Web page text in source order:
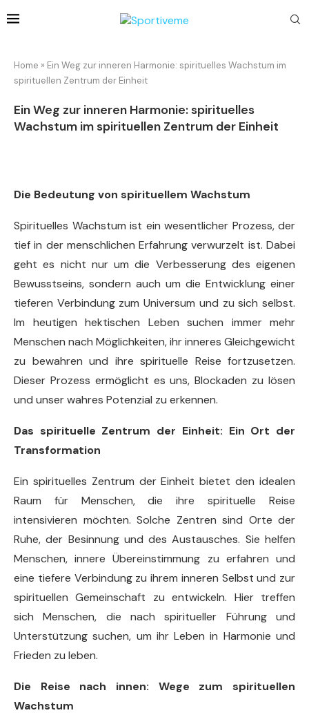
Home » Ein Weg zur inneren Harmonie: spirituelles Wachstum im
spirituellen Zentrum der Einheit
Ein Weg zur inneren Harmonie: spirituelles
Wachstum im spirituellen Zentrum der Einheit
Die Bedeutung von spirituellem Wachstum
Spirituelles Wachstum ist ein wesentlicher Prozess, der
tief in der menschlichen Erfahrung verwurzelt ist. Dabei
geht es nicht nur um die Verbesserung des eigenen
Bewusstseins, sondern auch um die Entwicklung einer
tieferen Verbindung zum Universum und zu sich selbst.
Im heutigen hektischen Leben suchen immer mehr
Menschen nach Möglichkeiten, ihr inneres Gleichgewicht
zu bewahren und ihre spirituelle Reise fortzusetzen.
Dieser Prozess ermöglicht es uns, Blockaden zu lösen
und unser wahres Potenzial zu erkennen.
Das spirituelle Zentrum der Einheit: Ein Ort der
Transformation
Ein spirituelles Zentrum der Einheit bietet den idealen
Raum für Menschen, die ihre spirituelle Reise
intensivieren möchten. Solche Zentren sind Orte der
Ruhe, der Besinnung und des Austausches. Sie helfen
Menschen, innere Übereinstimmung zu erfahren und
eine tiefere Verbindung zu ihrem inneren Selbst und zur
spirituellen Gemeinschaft zu entwickeln. Hier treffen
sich Menschen, die nach spiritueller Führung und
Unterstützung suchen, um ihr Leben in Harmonie und
Frieden zu leben.
Die Reise nach innen: Wege zum spirituellen
Wachstum